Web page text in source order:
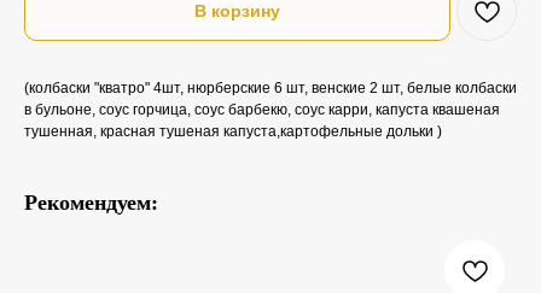
В корзину
(колбаски "кватро" 4шт, нюрберские 6 шт, венские 2 шт, белые колбаски
в бульоне, соус горчица, соус барбекю, соус карри, капуста квашеная
тушенная, красная тушеная капуста,картофельные дольки )
Рекомендуем: